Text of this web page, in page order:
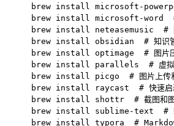
brew install microsoft-
brew install microsoft-word
brew install neteasemusic #
brew install obsidian # 知识
brew install optimage # 图片
brew install parallels # 虚
brew install picgo # 图片上传
brew install raycast # 快速启
brew install shottr # 截图和
brew install sublime-text #
brew install typora #